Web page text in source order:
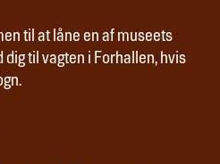
til at låne en af museets
dig til vagten i Forhallen, hvis